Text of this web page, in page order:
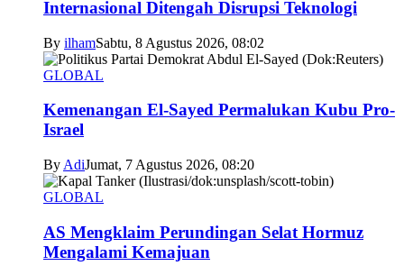
Internasional Ditengah Disrupsi Teknologi
By ilhamSabtu, 8 Agustus 2026, 08:02
GLOBAL
Kemenangan El-Sayed Permalukan Kubu Pro-
Israel
By AdiJumat, 7 Agustus 2026, 08:20
GLOBAL
AS Mengklaim Perundingan Selat Hormuz
Mengalami Kemajuan